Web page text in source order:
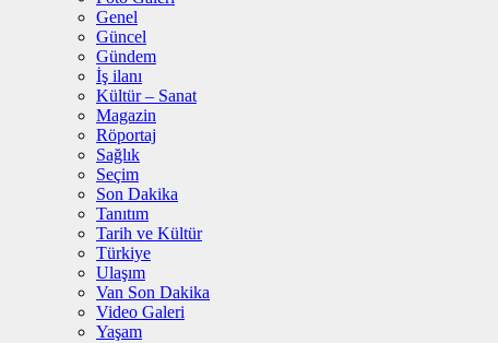
Genel
Güncel
Gündem
İş ilanı
Kültür – Sanat
Magazin
Röportaj
Sağlık
Seçim
Son Dakika
Tanıtım
Tarih ve Kültür
Türkiye
Ulaşım
Van Son Dakika
Video Galeri
Yaşam